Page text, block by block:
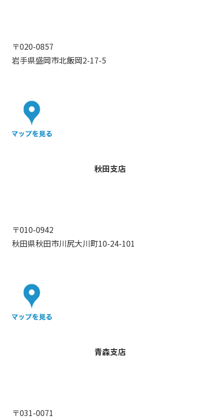
〒020-0857
岩手県盛岡市北飯岡2-17-5
秋田支店
〒010-0942
秋田県秋田市川尻大川町10-24-101
青森支店
〒031-0071